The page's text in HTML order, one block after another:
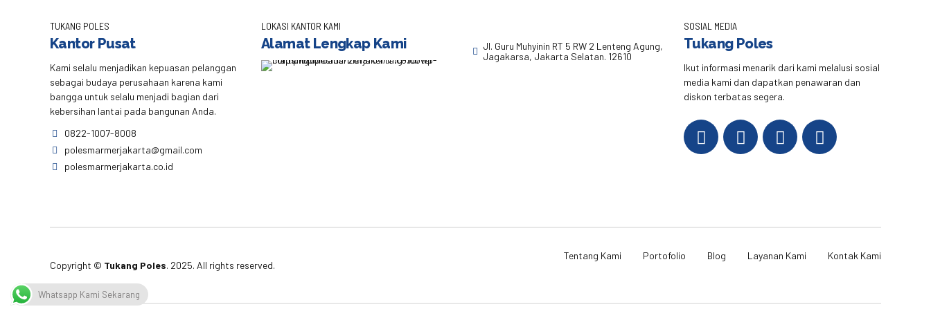
TUKANG POLES
Kantor Pusat
Kami selalu menjadikan kepuasan pelanggan
sebagai budaya perusahaan karena kami
bangga untuk selalu menjadi bagian dari
kebersihan lantai pada bangunan Anda.
0822-1007-8008
polesmarmerjakarta@gmail.com
polesmarmerjakarta.co.id
LOKASI KANTOR KAMI
Alamat Lengkap Kami
Jl. Guru Muhyinin RT 5 RW 2 Lenteng Agung,
Jagakarsa, Jakarta Selatan. 12610
SOSIAL MEDIA
Tukang Poles
Ikut informasi menarik dari kami melalusi sosial
media kami dan dapatkan penawaran dan
diskon terbatas segera.
Copyright © Tukang Poles. 2025. All rights reserved.
Tentang Kami Portofolio Blog Layanan Kami Kontak Kami
Whatsapp Kami Sekarang